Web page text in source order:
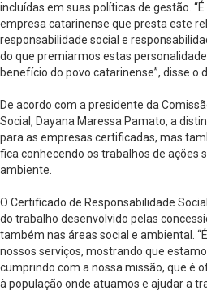
incluídas em suas políticas de gestão.
empresa catarinense que presta este
responsabilidade social e
do que premiarmos estas
benefício do povo catarinense”, disse o
De acordo com a presidente da
Social, Dayana Maressa Pamato, a
para as empresas certificadas, mas
fica conhecendo os trabalhos de ações
ambiente.
O Certificado de Responsabilidade
do trabalho desenvolvido pelas
também nas áreas social e ambiental.
nossos serviços, mostrando que
cumprindo com a nossa missão, que é
à população onde atuamos e ajudar a